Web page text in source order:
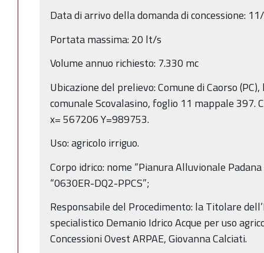
Data di arrivo della domanda di concessione:
Portata massima: 20 lt/s
Volume annuo richiesto: 7.330 mc
Ubicazione del prelievo: Comune di Caorso
comunale Scovalasino, foglio 11 mappale 397.
x= 567206 Y=989753.
Uso: agricolo irriguo.
Corpo idrico: nome “Pianura Alluvionale
“0630ER-DQ2-PPCS”;
Responsabile del Procedimento: la Titolare
specialistico Demanio Idrico Acque per uso
Concessioni Ovest ARPAE, Giovanna Calciati.